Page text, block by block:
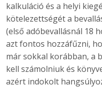
kalkuláció és a helyi
kötelezettségét a
(első adóbevallásnál 18
azt fontos hozzáfűzni,
már sokkal korábban, a
kell számolniuk és
azért indokolt